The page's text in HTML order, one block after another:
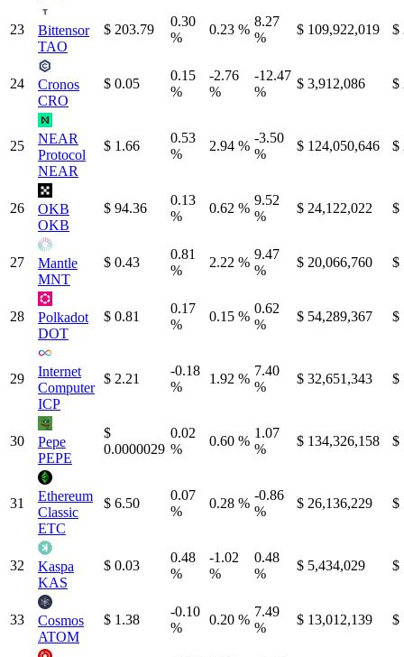
23
Bittensor
TAO
$ 203.79
0.30
%
0.23 %
8.27
%
$ 109,922,019 $
24
Cronos
CRO
$ 0.05
0.15
%
-2.76
%
-12.47
%
$ 3,912,086 $
25
NEAR
Protocol
NEAR
$ 1.66
0.53
%
2.94 %
-3.50
%
$ 124,050,646 $
26
OKB
OKB
$ 94.36
0.13
%
0.62 %
9.52
%
$ 24,122,022 $
27
Mantle
MNT
$ 0.43
0.81
%
2.22 %
9.47
%
$ 20,066,760 $
28
Polkadot
DOT
$ 0.81
0.17
%
0.15 %
0.62
%
$ 54,289,367 $
29
Internet
Computer
ICP
$ 2.21
-0.18
%
1.92 %
7.40
%
$ 32,651,343 $
30
Pepe
PEPE
$
0.0000029
0.02
%
0.60 %
1.07
%
$ 134,326,158 $
31
Ethereum
Classic
ETC
$ 6.50
0.07
%
0.28 %
-0.86
%
$ 26,136,229 $
32
Kaspa
KAS
$ 0.03
0.48
%
-1.02
%
0.48
%
$ 5,434,029 $
33
Cosmos
ATOM
$ 1.38
-0.10
%
0.20 %
7.49
%
$ 13,012,139 $